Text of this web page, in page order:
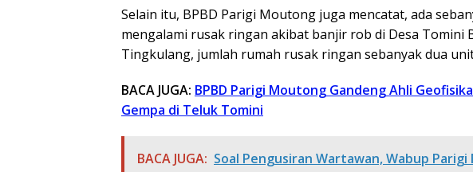
Selain itu, BPBD Parigi Moutong juga mencatat, ada
mengalami rusak ringan akibat banjir rob di Desa Tomini
Tingkulang, jumlah rumah rusak ringan sebanyak dua
BACA JUGA: BPBD Parigi Moutong Gandeng Ahli
Gempa di Teluk Tomini
BACA JUGA: Soal Pengusiran Wartawan, Wabup